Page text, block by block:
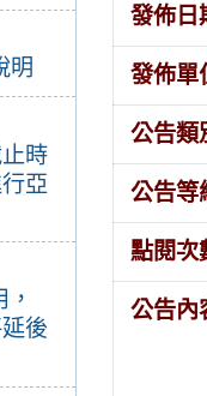
明
時
亞
後
發佈日
發佈單
公告類
公告等
點閱次
公告內